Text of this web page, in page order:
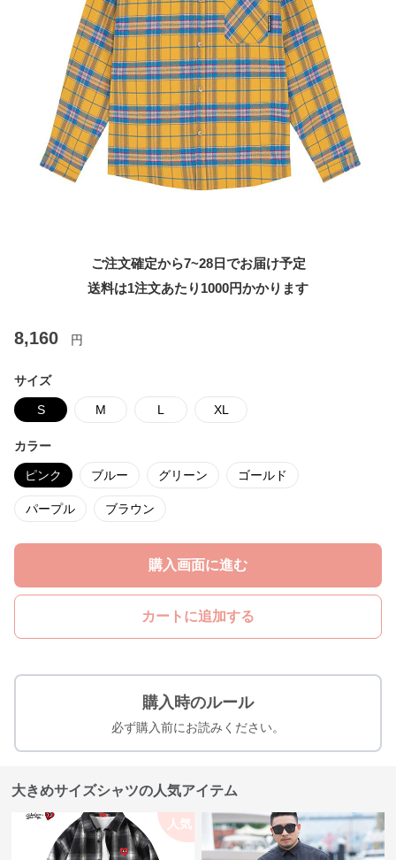
ご注文確定から7~28日でお届け予定
送料は1注文あたり 1000円かかります
8,160 円
サイズ
S M L XL
カラー
ピンク ブルー グリーン ゴールド
パープル ブラウン
購入画面に進む
カートに追加する
購入時のルール
必ず購入前にお読みください。
大きめサイズシャツの人気アイテム
人気